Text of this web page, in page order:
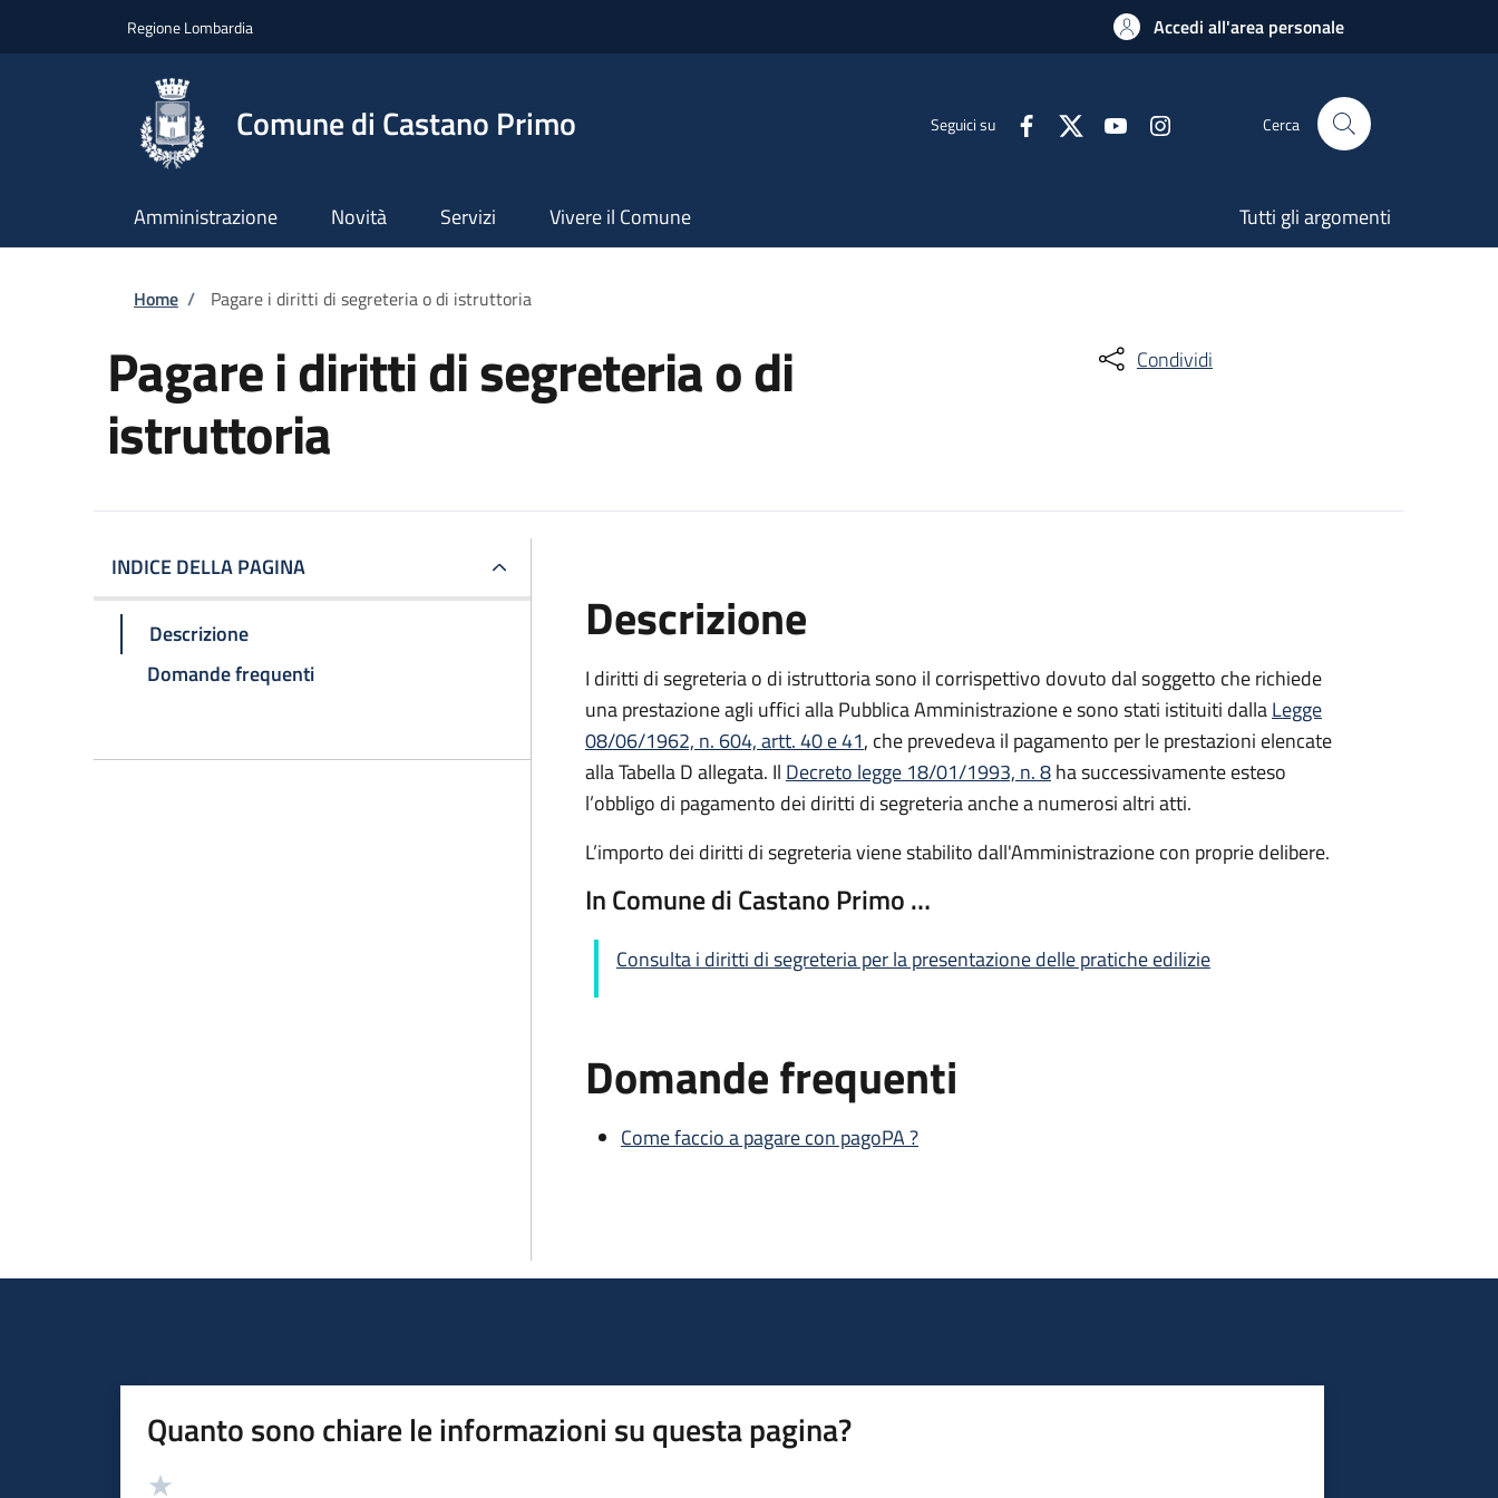
Regione Lombardia Accedi all'area personale
Comune di Castano Primo Seguici su Cerca
Amministrazione Novità Servizi Vivere il Comune Tutti gli argomenti
Briciole di pane
Home / Pagare i diritti di segreteria o di istruttoria
Pagare i diritti di segreteria o di
istruttoria
Condividi
INDICE DELLA PAGINA
Descrizione
Domande frequenti
Descrizione
I diritti di segreteria o di istruttoria sono il corrispettivo dovuto dal soggetto che richiede
una prestazione agli uffici alla Pubblica Amministrazione e sono stati istituiti dallaLegge
08/06/1962, n. 604, artt. 40 e 41, che prevedeva il pagamento per le prestazioni elencate
alla Tabella D allegata. Il Decreto legge 18/01/1993, n. 8ha successivamente esteso
l’obbligo di pagamento dei diritti di segreteria anche a numerosi altri atti.
L’importo dei diritti di segreteria viene stabilito dall'Amministrazione con proprie delibere.
In Comune di Castano Primo …
Consulta i diritti di segreteria per la presentazione delle pratiche edilizie
Domande frequenti
Come faccio a pagare con pagoPA ?
Quanto sono chiare le informazioni su questa pagina?
Valutazione